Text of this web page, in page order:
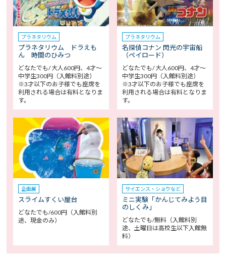
プラネタリウム
プラネタリウム ドラえも
ん 時間のひみつ
どなたでも/ 大人600円、4才～
中学生300円（入館料別途）
※3才以下のお子様でも座席を
利用される場合は有料となりま
す。
プラネタリウム
名探偵コナン 閃光の宇宙船
（ペイロード）
どなたでも/ 大人600円、4才～
中学生300円（入館料別途）
※3才以下のお子様でも座席を
利用される場合は有料となりま
す。
企画展
スライムすくい屋台
どなたでも/600円（入館料別
途、現金のみ）
サイエンス・ショウなど
ミニ実験「かんじてみよう目
のしくみ」
どなたでも/無料（入館料別
途、土曜日は高校生以下入館無
料）